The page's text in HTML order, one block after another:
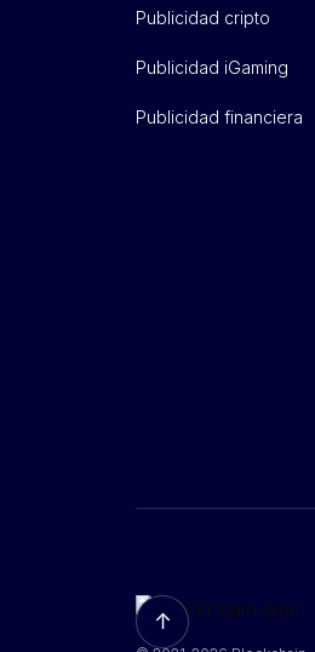
Publicidad cripto
Publicidad iGaming
Publicidad financiera
↑